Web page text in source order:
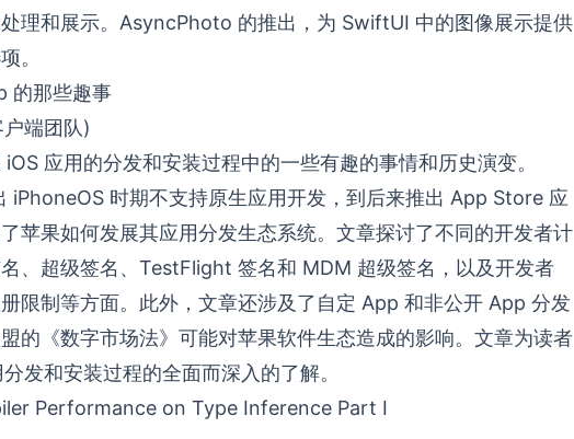
理和展示。AsyncPhoto 的推出，为 SwiftUI 中的图像展示提供
。
的那些趣事
端团队)
应用的分发和安装过程中的一些有趣的事情和历史演变。
iPhoneOS 时期不支持原生应用开发，到后来推出 App Store 应
苹果如何发展其应用分发生态系统。文章探讨了不同的开发者计
、超级签名、TestFlight 签名和 MDM 超级签名，以及开发者
限制等方面。此外，文章还涉及了自定 App 和非公开 App 分发
的《数字市场法》可能对苹果软件生态造成的影响。文章为读者
发和安装过程的全面而深入的了解。
Performance on Type Inference Part I